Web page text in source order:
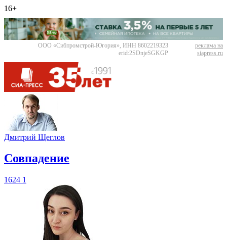
16+
ООО «Сибпромстрой-Югория», ИНН 8602219323
erid:2SDnjeSGKGP
реклама на
siapress.ru
Дмитрий Щеглов
​Совпадение
1624 1